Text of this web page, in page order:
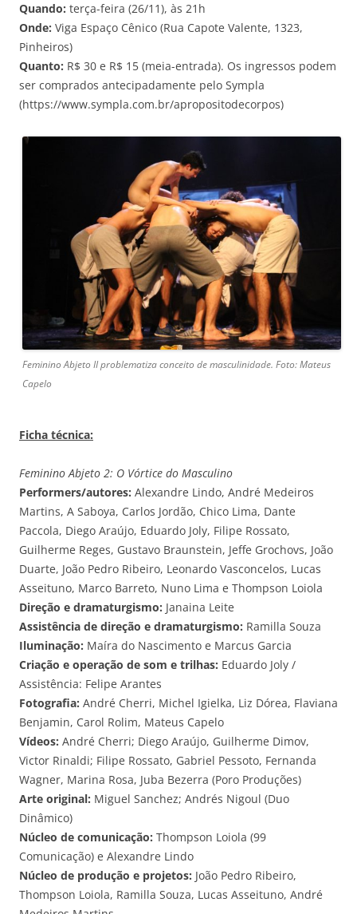
Quando: terça-feira (26/11), às 21h
Onde: Viga Espaço Cênico (Rua Capote Valente, 1323,
Pinheiros)
Quanto: R$ 30 e R$ 15 (meia-entrada). Os ingressos podem
ser comprados antecipadamente pelo Sympla
(https://www.sympla.com.br/apropositodecorpos)
Feminino Abjeto II problematiza conceito de masculinidade. Foto: Mateus
Capelo
Ficha técnica:
Feminino Abjeto 2: O Vórtice do Masculino
Performers/autores: Alexandre Lindo, André Medeiros
Martins, A Saboya, Carlos Jordão, Chico Lima, Dante
Paccola, Diego Araújo, Eduardo Joly, Filipe Rossato,
Guilherme Reges, Gustavo Braunstein, Jeffe Grochovs, João
Duarte, João Pedro Ribeiro, Leonardo Vasconcelos, Lucas
Asseituno, Marco Barreto, Nuno Lima e Thompson Loiola
Direção e dramaturgismo: Janaina Leite
Assistência de direção e dramaturgismo: Ramilla Souza
Iluminação: Maíra do Nascimento e Marcus Garcia
Criação e operação de som e trilhas: Eduardo Joly /
Assistência: Felipe Arantes
Fotografia: André Cherri, Michel Igielka, Liz Dórea, Flaviana
Benjamin, Carol Rolim, Mateus Capelo
Vídeos: André Cherri; Diego Araújo, Guilherme Dimov,
Victor Rinaldi; Filipe Rossato, Gabriel Pessoto, Fernanda
Wagner, Marina Rosa, Juba Bezerra (Poro Produções)
Arte original: Miguel Sanchez; Andrés Nigoul (Duo
Dinâmico)
Núcleo de comunicação: Thompson Loiola (99
Comunicação) e Alexandre Lindo
Núcleo de produção e projetos: João Pedro Ribeiro,
Thompson Loiola, Ramilla Souza, Lucas Asseituno, André